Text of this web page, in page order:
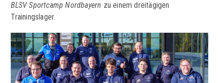
BLSV Sportcamp Nordbayern zu einem dreitägigen
Trainingslager.